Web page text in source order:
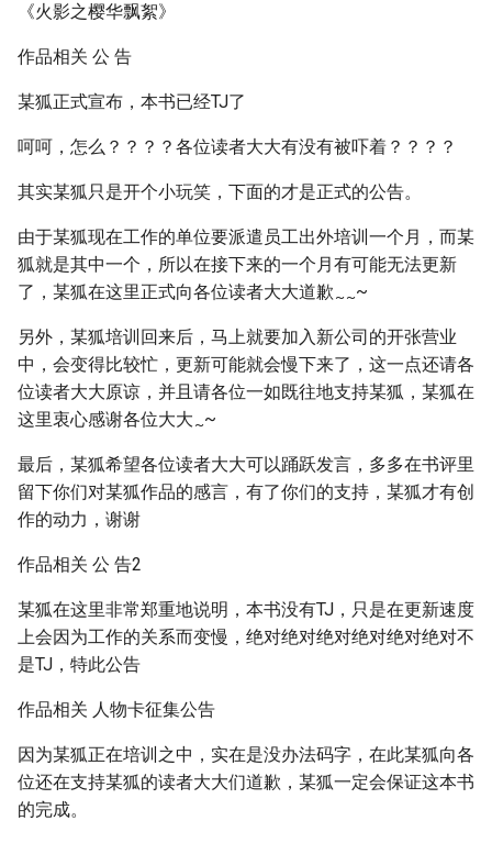
《火影之樱华飘絮》
作品相关 公 告
某狐正式宣布，本书已经TJ了
呵呵，怎么？？？？各位读者大大有没有被吓着？？？？
其实某狐只是开个小玩笑，下面的才是正式的公告。
由于某狐现在工作的单位要派遣员工出外培训一个月，而某
狐就是其中一个，所以在接下来的一个月有可能无法更新
了，某狐在这里正式向各位读者大大道歉 ~~~
另外，某狐培训回来后，马上就要加入新公司的开张营业
中，会变得比较忙，更新可能就会慢下来了，这一点还请各
位读者大大原谅，并且请各位一如既往地支持某狐，某狐在
这里衷心感谢各位大大 ~~
最后，某狐希望各位读者大大可以踊跃发言，多多在书评里
留下你们对某狐作品的感言，有了你们的支持，某狐才有创
作的动力，谢谢
作品相关 公 告2
某狐在这里非常郑重地说明，本书没有TJ，只是在更新速度
上会因为工作的关系而变慢，绝对绝对绝对绝对绝对绝对不
是TJ，特此公告
作品相关 人物卡征集公告
因为某狐正在培训之中，实在是没办法码字，在此某狐向各
位还在支持某狐的读者大大们道歉，某狐一定会保证这本书
的完成。